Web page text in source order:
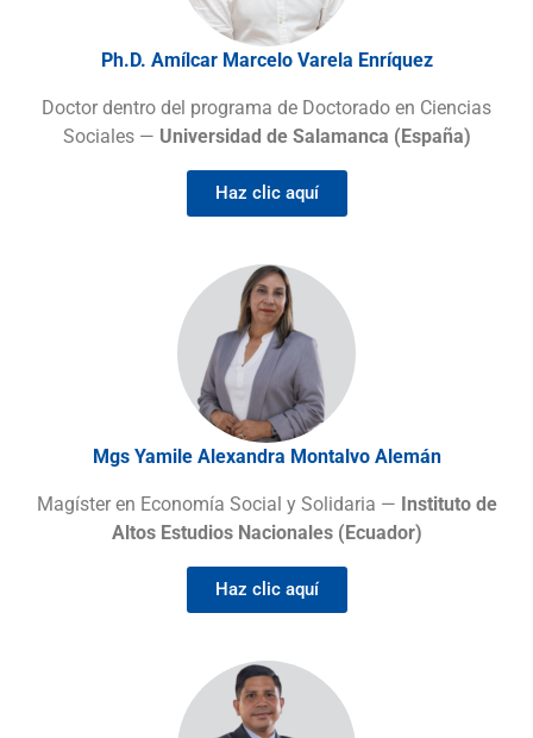
Ph.D. Amílcar Marcelo Varela Enríquez
Doctor dentro del programa de Doctorado en Ciencias
Sociales — Universidad de Salamanca (España)
Haz clic aquí
Mgs Yamile Alexandra Montalvo Alemán
Magíster en Economía Social y Solidaria — Instituto de
Altos Estudios Nacionales (Ecuador)
Haz clic aquí